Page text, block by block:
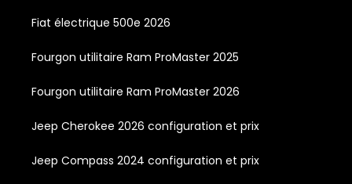
Fiat électrique 500e 2026
Fourgon utilitaire Ram ProMaster 2025
Fourgon utilitaire Ram ProMaster 2026
Jeep Cherokee 2026 configuration et prix
Jeep Compass 2024 configuration et prix